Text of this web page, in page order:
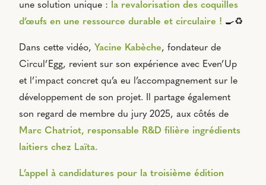
une solution unique :
la revalorisation des coquilles
d’œufs en une ressource durable et circulaire ! 🍳♻️
Dans cette vidéo, Yacine Kabèche, fondateur de
Circul’Egg, revient sur son expérience avec Even’Up
et l’impact concret qu’a eu l’accompagnement sur le
développement de son projet. Il partage également
son regard de membre du jury 2025, aux côtés de
Marc Chatriot, responsable R&D filière ingrédients
laitiers chez Laïta.
L’appel à candidatures pour la troisième édition